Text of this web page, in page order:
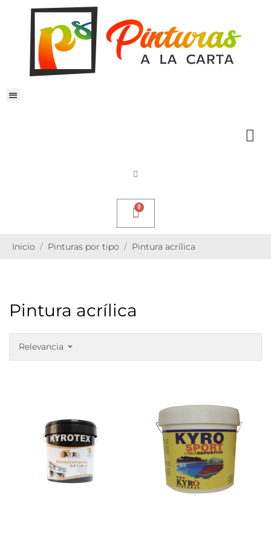
Inicio Pinturas por tipo Pintura acrílica
Pintura acrílica
Relevancia keyboard_arrow_down